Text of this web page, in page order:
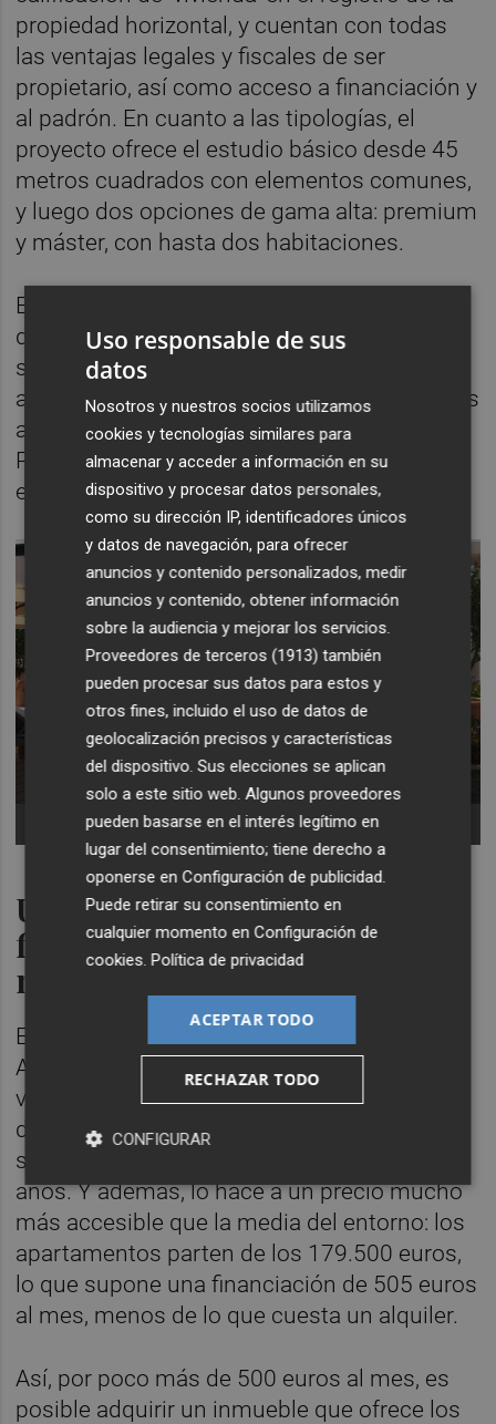
propiedad horizontal, y cuentan con todas
las ventajas legales y fiscales de ser
propietario, así como acceso a financiación y
al padrón. En cuanto a las tipologías, el
proyecto ofrece el estudio básico desde 45
metros cuadrados con elementos comunes,
y luego dos opciones de gama alta: premium
y máster, con hasta dos habitaciones.
En todo caso, los estudios están siempre
distribuidos en habitación, baño propio,
salón comedor y cocina. Además, los
apartamentos vienen equipados con las más
altas calidades, con acabados de
Porcelanosa y electrodomésticos Bosch,
entre otros.
Foto: GRUPO COLLADO
Una vida de lujo por una
financiación de 505 euros al
mes
El nuevo proyecto de Grupo Collado en la
Avenida Primado Reig amplía la oferta de
vivienda en una de las zonas más
demandadas de Valencia, donde la oferta ha
sido escasa o inexistente en los últimos
años. Y además, lo hace a un precio mucho
más accesible que la media del entorno: los
apartamentos parten de los 179.500 euros,
lo que supone una financiación de 505 euros
al mes, menos de lo que cuesta un alquiler.
Así, por poco más de 500 euros al mes, es
posible adquirir un inmueble que ofrece los
Uso responsable de sus
datos
Nosotros y nuestros socios utilizamos
cookies y tecnologías similares para
almacenar y acceder a información en su
dispositivo y procesar datos personales,
como su dirección IP, identificadores únicos
y datos de navegación, para ofrecer
anuncios y contenido personalizados, medir
anuncios y contenido, obtener información
sobre la audiencia y mejorar los servicios.
Proveedores de terceros (1913) también
pueden procesar sus datos para estos y
otros fines, incluido el uso de datos de
geolocalización precisos y características
del dispositivo. Sus elecciones se aplican
solo a este sitio web. Algunos proveedores
pueden basarse en el interés legítimo en
lugar del consentimiento; tiene derecho a
oponerse enConfiguración de publicidad
Puede retirar su consentimiento en
cualquier momento enConfiguración de
cookies .Política de privacidad
ACEPTAR TODO
RECHAZAR TODO
CONFIGURAR